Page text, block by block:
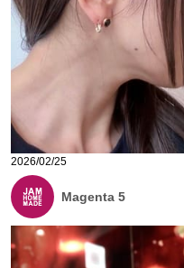
2026/02/25
Magenta 5